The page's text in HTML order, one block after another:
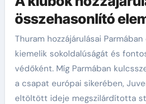
összehasonlító
Thuram hozzájárulásai
kiemelik sokoldalúságát és
védőként. Míg Parmában
a csapat európai sikerében,
eltöltött ideje megszilárdította